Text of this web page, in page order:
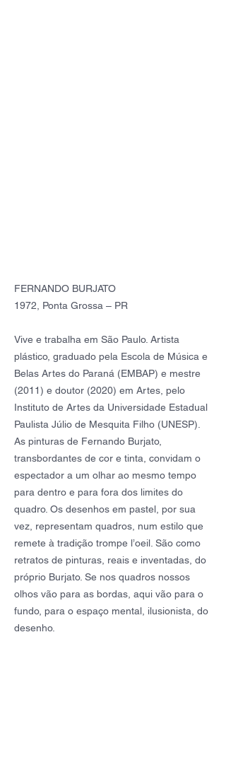
FERNANDO BURJATO
1972, Ponta Grossa – PR
Vive e trabalha em São Paulo. Artista
plástico, graduado pela Escola de Música e
Belas Artes do Paraná (EMBAP) e mestre
(2011) e doutor (2020) em Artes, pelo
Instituto de Artes da Universidade Estadual
Paulista Júlio de Mesquita Filho (UNESP).
As pinturas de Fernando Burjato,
transbordantes de cor e tinta, convidam o
espectador a um olhar ao mesmo tempo
para dentro e para fora dos limites do
quadro. Os desenhos em pastel, por sua
vez, representam quadros, num estilo que
remete à tradição trompe l’oeil. São como
retratos de pinturas, reais e inventadas, do
próprio Burjato. Se nos quadros nossos
olhos vão para as bordas, aqui vão para o
fundo, para o espaço mental, ilusionista, do
desenho.